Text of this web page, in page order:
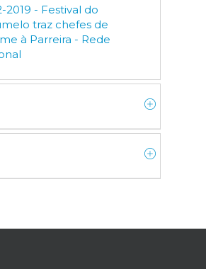
2019 - Festival do
traz chefes de
à Parreira - Rede